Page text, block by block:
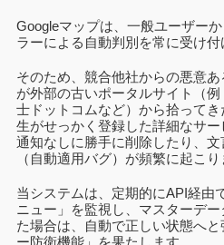
Googleマップは、一般ユーザー
ラーによる自動判別を常に受け付
そのため、競合他社からの悪意
が外部の古いポータルサイト（
士ドットコムなど）から拾って
生がせっかく登録した詳細なサ
通知なしに勝手に削除したり、
（自動適用バグ）が頻繁に起こり
当システムは、定期的にAPI経由
ニュー」を監視し、マスターデ
た場合は、自動で正しい状態へ
ー防衛機能」を果たします。